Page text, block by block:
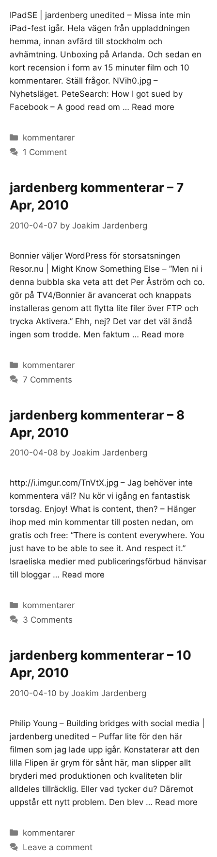
IPadSE | jardenberg unedited – Missa inte min
iPad-fest igår. Hela vägen från uppladdningen
hemma, innan avfärd till stockholm och
avhämtning. Unboxing på Arlanda. Och sedan en
kort recension i form av 15 minuter film och 10
kommentarer. Ställ frågor. NVih0.jpg –
Nyhetsläget. PeteSearch: How I got sued by
Facebook – A good read om … Read more
Categories
kommentarer
1 Comment
jardenberg kommenterar – 7
Apr, 2010
2010-04-07 by Joakim Jardenberg
Bonnier väljer WordPress för storsatsningen
Resor.nu | Might Know Something Else – ”Men ni i
denna bubbla ska veta att det Per Åström och co.
gör på TV4/Bonnier är avancerat och knappats
installeras genom att flytta lite filer över FTP och
trycka Aktivera.” Ehh, nej? Det var det väl ändå
ingen som trodde. Men faktum … Read more
Categories
kommentarer
7 Comments
jardenberg kommenterar – 8
Apr, 2010
2010-04-08 by Joakim Jardenberg
http://i.imgur.com/TnVtX.jpg – Jag behöver inte
kommentera väl? Nu kör vi igång en fantastisk
torsdag. Enjoy! What is content, then? – Hänger
ihop med min kommentar till posten nedan, om
gratis och free: ”There is content everywhere. You
just have to be able to see it. And respect it.”
Israeliska medier med publiceringsförbud hänvisar
till bloggar … Read more
Categories
kommentarer
3 Comments
jardenberg kommenterar – 10
Apr, 2010
2010-04-10 by Joakim Jardenberg
Philip Young – Building bridges with social media |
jardenberg unedited – Puffar lite för den här
filmen som jag lade upp igår. Konstaterar att den
lilla Flipen är grym för sånt här, man slipper allt
bryderi med produktionen och kvaliteten blir
alldeles tillräcklig. Eller vad tycker du? Däremot
uppstår ett nytt problem. Den blev … Read more
Categories
kommentarer
Leave a comment